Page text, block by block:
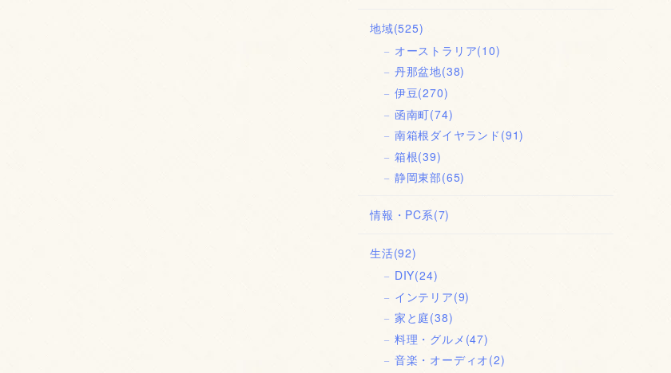
地域(525)
オーストラリア(10)
丹那盆地(38)
伊豆(270)
函南町(74)
南箱根ダイヤランド (91)
箱根(39)
静岡東部(65)
情報・PC系(7)
生活(92)
DIY(24)
インテリア(9)
家と庭(38)
料理・グルメ (47)
音楽・オーディオ(2)